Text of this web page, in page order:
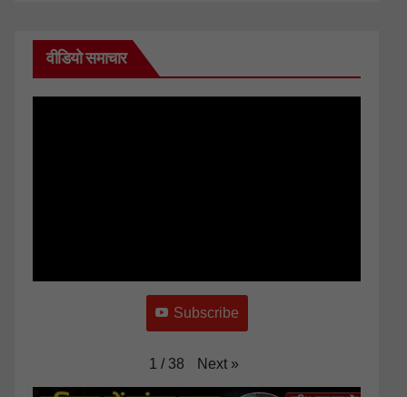
वीडियो समाचार
Subscribe
1 / 38 Next »